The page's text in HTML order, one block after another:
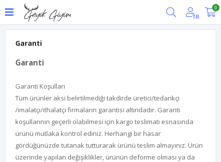
TR
0
Garanti
Garanti
Garanti Koşulları
Tüm ürünler aksi belirtilmediği takdirde üretici/tedarikçi
/imalatçı/ithalatçı firmaların garantisi altındadır. Garanti
koşullarının geçerli olabilmesi için kargo teslimatı esnasında
ürünü mutlaka kontrol ediniz. Herhangi bir hasar
gördüğünüzde tutanak tutturarak ürünü teslim almayınız. Ürün
üzerinde yapılan değişiklikler, ürünün deforme olması ya da